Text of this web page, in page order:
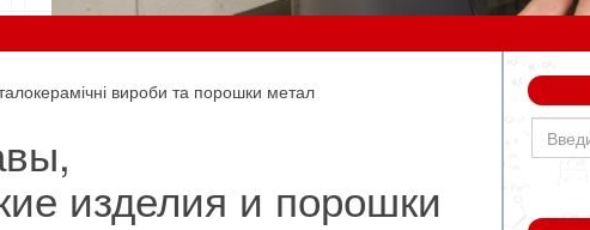
вироби та порошки метал
изделия и порошки